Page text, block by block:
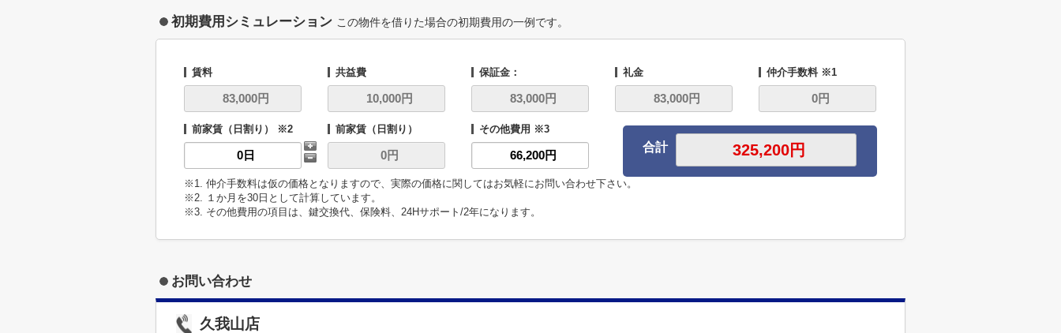
初期費用シミュレーション この物件を借りた場合の初期費用の一例です。
賃料 共益費 保証金： 礼金 仲介手数料 ※1
前家賃（日割り） ※2 前家賃（日割り） その他費用 ※3
合計
※1. 仲介手数料は仮の価格となりますので、実際の価格に関してはお気軽にお問い合わせ下さい。
※2. １か月を30日として計算しています。
※3. その他費用の項目は、鍵交換代、保険料、24Hサポート/2年になります。
お問い合わせ
久我山店